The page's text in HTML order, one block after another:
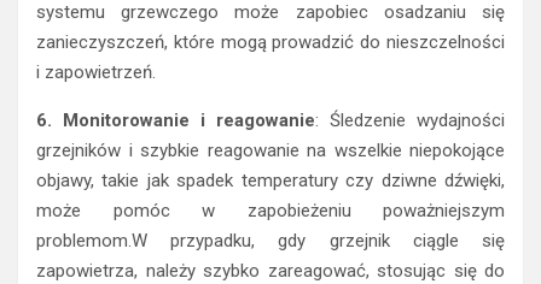
systemu grzewczego może zapobiec osadzaniu się
zanieczyszczeń, które mogą prowadzić do nieszczelności
i zapowietrzeń.
6. Monitorowanie i reagowanie: Śledzenie wydajności
grzejników i szybkie reagowanie na wszelkie niepokojące
objawy, takie jak spadek temperatury czy dziwne dźwięki,
może pomóc w zapobieżeniu poważniejszym
problemom.W przypadku, gdy grzejnik ciągle się
zapowietrza, należy szybko zareagować, stosując się do